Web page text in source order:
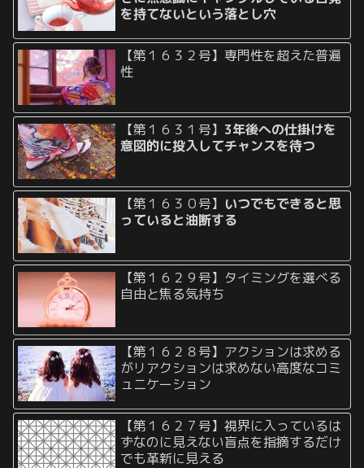
を持てないという落とし穴
【第１６３２号】専門性を超えた普遍
性
【第１６３１号】 3年後への仕掛けを
意図的に投入してチャンスを待つ
【第１６３０号】 いつでもできると思
っていると油断する
【第１６２９号】タイミングを選べる
自由と焦る気持ち
【第１６２８号】アクションは求める
がリアクションは求めない高度なコミ
ュニケーション
【第１６２７号】視界に入っているは
ずなのに見えない盲点を指摘するだけ
でも革新に見える